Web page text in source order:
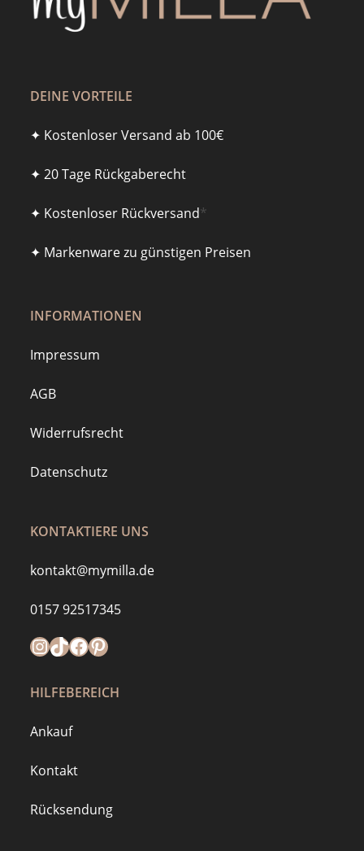
DEINE VORTEILE
✦ Kostenloser Versand ab 100€
✦ 20 Tage Rückgaberecht
✦ Kostenloser Rückversand*
✦ Markenware zu günstigen Preisen
INFORMATIONEN
Impressum
AGB
Widerrufsrecht
Datenschutz
KONTAKTIERE UNS
kontakt@mymilla.de
0157 92517345
Instagram
https://www.tiktok.com/@mymilla.de
Facebook
Pinterest
HILFEBEREICH
Ankauf
Kontakt
Rücksendung